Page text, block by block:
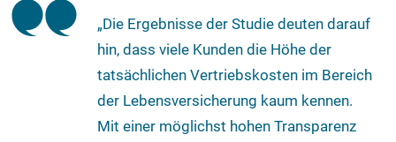
„Die Ergebnisse der Studie deuten darauf
hin, dass viele Kunden die Höhe der
tatsächlichen Vertriebskosten im Bereich
der Lebensversicherung kaum kennen.
Mit einer möglichst hohen Transparenz